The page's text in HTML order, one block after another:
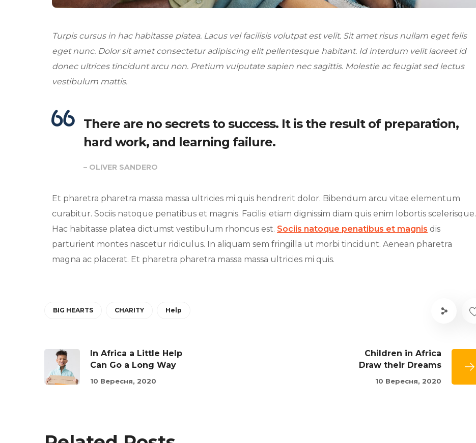
Turpis cursus in hac habitasse platea. Lacus vel facilisis volutpat est velit. Sit amet risus nullam eget felis
eget nunc. Dolor sit amet consectetur adipiscing elit pellentesque habitant. Id interdum velit laoreet id
donec ultrices tincidunt arcu non. Pretium vulputate sapien nec sagittis. Molestie ac feugiat sed lectus
vestibulum mattis.
There are no secrets to success. It is the result of preparation,
hard work, and learning failure.
– OLIVER SANDERO
Et pharetra pharetra massa massa ultricies mi quis hendrerit dolor. Bibendum arcu vitae elementum
curabitur. Sociis natoque penatibus et magnis. Facilisi etiam dignissim diam quis enim lobortis scelerisque.
Hac habitasse platea dictumst vestibulum rhoncus est. Sociis natoque penatibus et magnis dis
parturient montes nascetur ridiculus. In aliquam sem fringilla ut morbi tincidunt. Aenean pharetra
magna ac placerat. Et pharetra pharetra massa massa ultricies mi quis.
BIG HEARTS CHARITY Help
In Africa a Little Help
Can Go a Long Way
10 Вересня, 2020
Children in Africa
Draw their Dreams
10 Вересня, 2020